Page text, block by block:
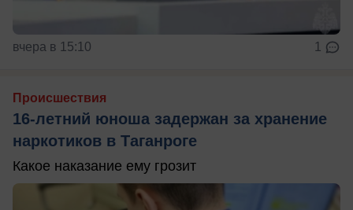
вчера в 15:10 1
Происшествия
16-летний юноша задержан за хранение
наркотиков в Таганроге
Какое наказание ему грозит